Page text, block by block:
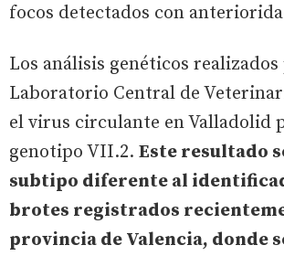
focos detectados con
Los análisis genéticos
Laboratorio Central de
el virus circulante en Valladolid
genotipo VII.2. Este resultado
subtipo diferente al
brotes registrados
provincia de Valencia, donde